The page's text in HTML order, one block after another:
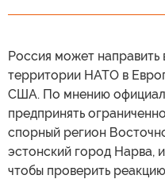
Россия может направить
территории НАТО в
США. По мнению
предпринять
спорный регион
эстонский город Нарва,
чтобы проверить